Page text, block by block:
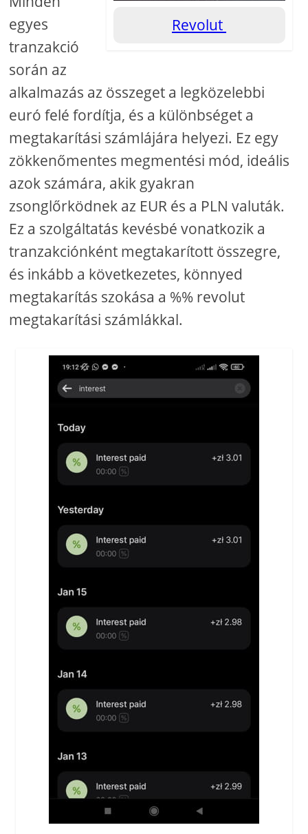
Revolut
egyes
tranzakció
során az
alkalmazás az összeget a legközelebbi
euró felé fordítja, és a különbséget a
megtakarítási számlájára helyezi. Ez egy
zökkenőmentes megmentési mód, ideális
azok számára, akik gyakran
zsonglőrködnek az EUR és a PLN valuták.
Ez a szolgáltatás kevésbé vonatkozik a
tranzakciónként megtakarított összegre,
és inkább a következetes, könnyed
megtakarítás szokása a %% revolut
megtakarítási számlákkal.